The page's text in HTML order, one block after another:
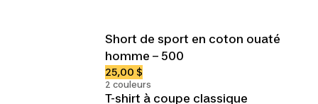
Short de sport en coton ouaté
homme – 500
25,00 $
2 couleurs
T-shirt à coupe classique